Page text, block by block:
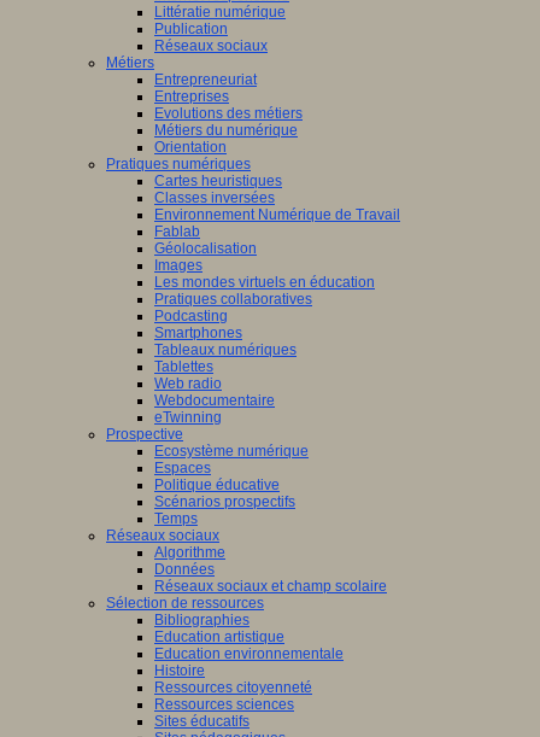
Littératie numérique
Publication
Réseaux sociaux
Métiers
Entrepreneuriat
Entreprises
Evolutions des métiers
Métiers du numérique
Orientation
Pratiques numériques
Cartes heuristiques
Classes inversées
Environnement Numérique de Travail
Fablab
Géolocalisation
Images
Les mondes virtuels en éducation
Pratiques collaboratives
Podcasting
Smartphones
Tableaux numériques
Tablettes
Web radio
Webdocumentaire
eTwinning
Prospective
Ecosystème numérique
Espaces
Politique éducative
Scénarios prospectifs
Temps
Réseaux sociaux
Algorithme
Données
Réseaux sociaux et champ scolaire
Sélection de ressources
Bibliographies
Education artistique
Education environnementale
Histoire
Ressources citoyenneté
Ressources sciences
Sites éducatifs